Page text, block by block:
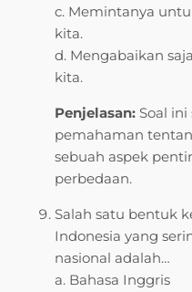
c. Memintanya
kita.
d. Mengabaikan
kita.
Penjelasan: Soal
pemahaman
sebuah aspek
perbedaan.
Salah satu bentuk
Indonesia yang
nasional adalah…
a. Bahasa Inggris